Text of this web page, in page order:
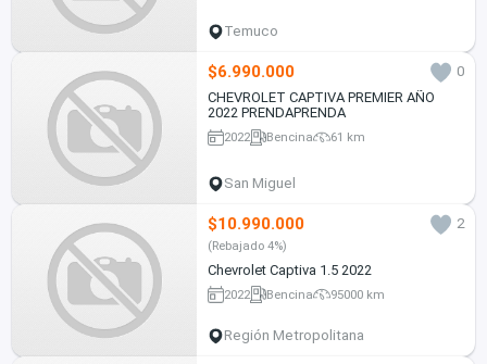
Temuco
$6.990.000
0
CHEVROLET CAPTIVA PREMIER AÑO
2022 PRENDAPRENDA
2022 Bencina 61 km
San Miguel
$10.990.000 2
(Rebajado 4%)
Chevrolet Captiva 1.5 2022
2022 Bencina 95000 km
Región Metropolitana